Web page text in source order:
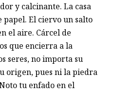
y calcinante. La casa
papel. El ciervo un salto
el aire. Cárcel de
que encierra a la
seres, no importa su
origen, pues ni la piedra
tu enfado en el